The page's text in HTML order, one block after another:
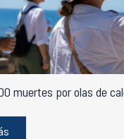
muertes por olas de